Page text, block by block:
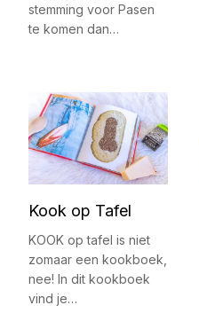
stemming voor Pasen
te komen dan…
Kook op Tafel
KOOK op tafel is niet
zomaar een kookboek,
nee! In dit kookboek
vind je…